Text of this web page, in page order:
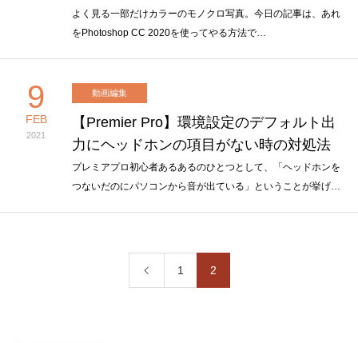
よく見る一部だけカラーのモノクロ写真。今日の記事は、あれ
をPhotoshop CC 2020を使ってやる方法で…
9
FEB
2021
動画編集
【Premier Pro】環境設定のデフォルト出
力にヘッドホンの項目がない時の対処法
プレミアプロ初心者あるあるのひとつとして、「ヘッドホンを
つないだのにパソコンから音が出ている」ということが挙げ…
1 2